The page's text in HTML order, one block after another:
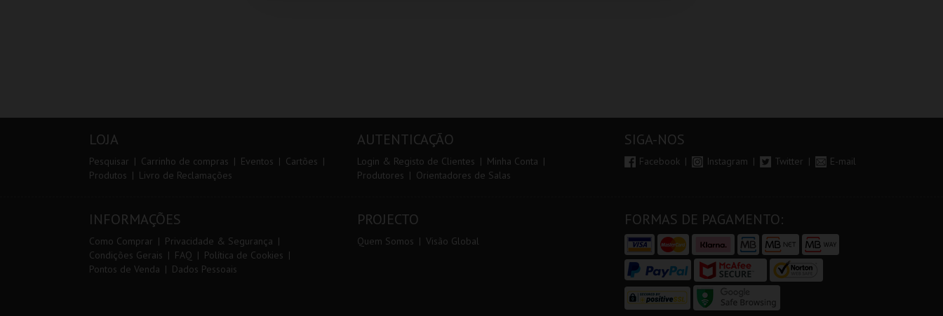
LOJA
Pesquisar Carrinho de compras Eventos
Cartões
Produtos
Livro de Reclamações
AUTENTICAÇÃO
Login & Registo de Clientes
Minha Conta
Produtores
Orientadores de Salas
SIGA-NOS
Facebook Instagram Twitter E-mail
INFORMAÇÕES
Como Comprar
Privacidade & Segurança
Condições Gerais
FAQ
Política de Cookies
Pontos de Venda
Dados Pessoais
PROJECTO
Quem Somos Visão Global
FORMAS DE PAGAMENTO: